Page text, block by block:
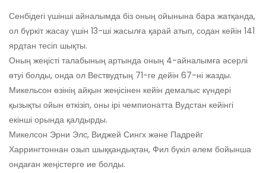
Сенбідегі үшінші айналымда біз оның ойынына бара жатқанда,
ол бүркіт жасау үшін 13-ші жасылға қарай атып, содан кейін 141
ярдтан тесіп шықты.
Оның жеңісті талабының артында оның 4-айналымға әсерлі
өтуі болды, онда ол Вествудтың 71-ге дейін 67-ні жазды.
Микельсон өзінің айқын жеңісінен кейін демалыс күндері
қызықты ойын өткізіп, оны ірі чемпионатта Вудстан кейінгі
екінші орында қалдырды.
Микелсон Эрни Элс, Виджей Сингх және Падрейг
Харрингтоннан озып шыққандықтан, Фил бүкіл әлем бойынша
ондаған жеңістерге ие болды.